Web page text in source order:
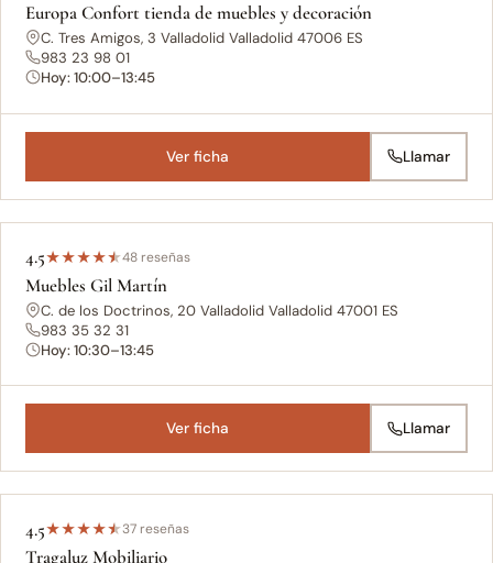
Europa Confort tienda de muebles y decoración
C. Tres Amigos, 3 Valladolid Valladolid 47006 ES
983 23 98 01
Hoy: 10:00–13:45
Ver ficha Llamar
4.5★★★★★48 reseñas
Muebles Gil Martín
C. de los Doctrinos, 20 Valladolid Valladolid 47001 ES
983 35 32 31
Hoy: 10:30–13:45
Ver ficha Llamar
4.5★★★★★37 reseñas
Tragaluz Mobiliario